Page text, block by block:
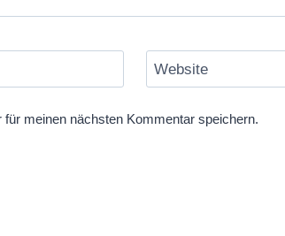
Website
meinen nächsten Kommentar speichern.